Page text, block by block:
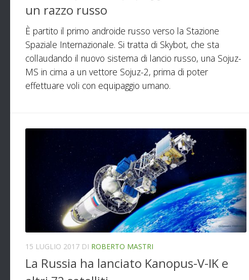
un razzo russo
È partito il primo androide russo verso la Stazione
Spaziale Internazionale. Si tratta di Skybot, che sta
collaudando il nuovo sistema di lancio russo, una Sojuz-
MS in cima a un vettore Sojuz-2, prima di poter
effettuare voli con equipaggio umano.
15 LUGLIO 2017 DI ROBERTO MASTRI
La Russia ha lanciato Kanopus-V-IK e